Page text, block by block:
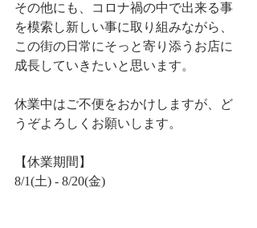
その他にも、コロナ禍の中で出来る事
を模索し新しい事に取り組みながら、
この街の日常にそっと寄り添うお店に
成長していきたいと思います。
休業中はご不便をおかけしますが、ど
うぞよろしくお願いします。
【休業期間】
8/1(土) - 8/20(金)